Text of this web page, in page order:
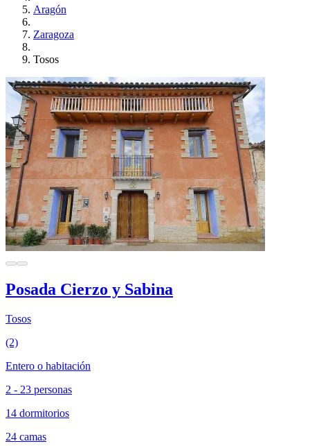
Aragón
Zaragoza
Tosos
Posada Cierzo y Sabina
Tosos
(2)
Entero o habitación
2 - 23 personas
14 dormitorios
24 camas